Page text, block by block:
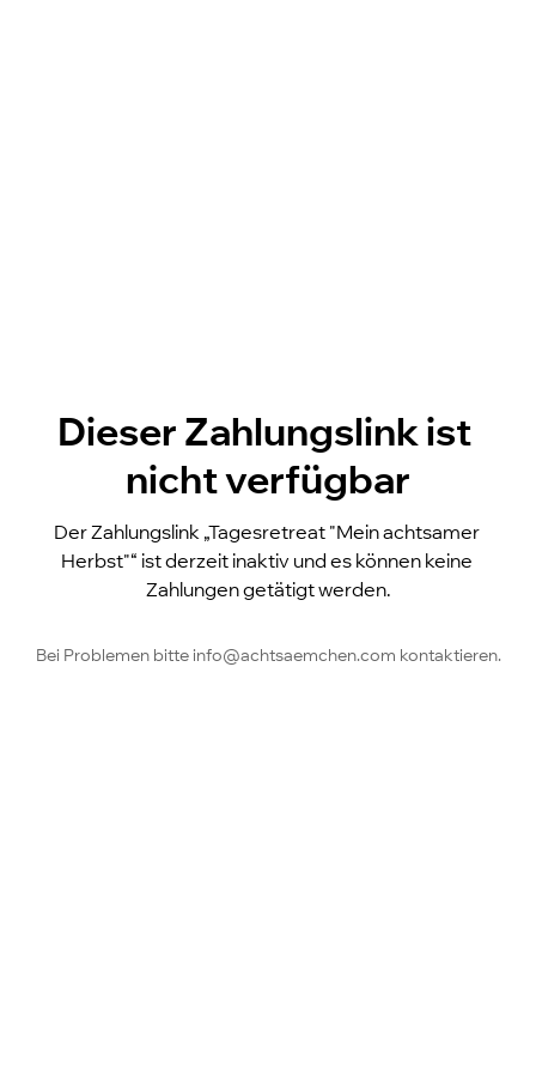
Dieser Zahlungslink ist
nicht verfügbar
Der Zahlungslink „Tagesretreat "Mein achtsamer
Herbst"“ ist derzeit inaktiv und es können keine
Zahlungen getätigt werden.
Bei Problemen bitte info@achtsaemchen.com kontaktieren.